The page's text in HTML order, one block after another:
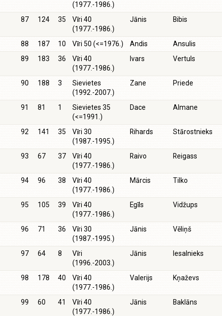
(1977.-1986.)
87 124 35
Vīri 40
(1977.-1986.)
Jānis Bibis
88 187 10 Vīri 50 (<=1976.) Andis
Ansulis
89
183 36
Vīri 40
(1977.-1986.)
Ivars Vertuls
90 188 3
Sievietes
(1992.-2007.)
Zane Priede
91 81 1
Sievietes 35
(<=1991.)
Dace Almane
92 141 35
Vīri 30
(1987.-1995.)
Rihards Stārostnieks
93 67 37
Vīri 40
(1977.-1986.)
Raivo Reigass
94 96 38
Vīri 40
(1977.-1986.)
Mārcis Tilko
95 105 39
Vīri 40
(1977.-1986.)
Egīls Vidžups
96 71 36
Vīri 30
(1987.-1995.)
Jānis Vēliņš
97 64 8
Vīri
(1996.-2003.)
Jānis Iesalnieks
98 178 40
Vīri 40
(1977.-1986.)
Valerijs Kņaževs
99 60 41
Vīri 40
(1977.-1986.)
Jānis Baklāns